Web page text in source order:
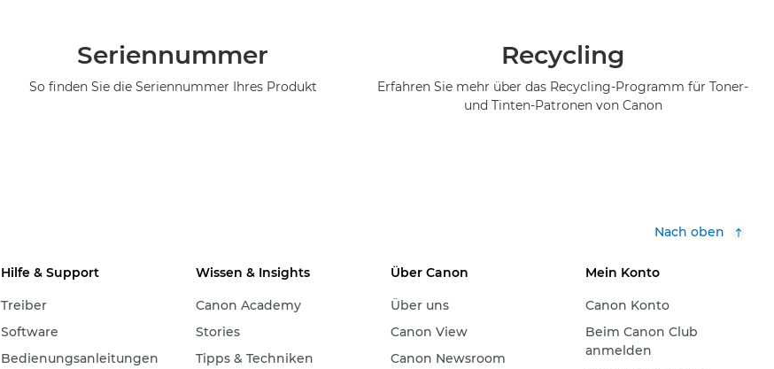
Seriennummer
So finden Sie die Seriennummer Ihres Produkt
Recycling
Erfahren Sie mehr über das Recycling-Programm für Toner-
und Tinten-Patronen von Canon
Nach oben
Hilfe & Support
Treiber
Software
Bedienungsanleitungen
Wissen & Insights
Canon Academy
Stories
Tipps & Techniken
Über Canon
Über uns
Canon View
Canon Newsroom
Mein Konto
Canon Konto
Beim Canon Club
anmelden